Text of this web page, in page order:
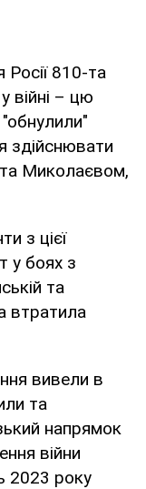
810-та
війні – цю
здійснювати
Миколаєвом,
з цієї
у боях з
та
втратила
вивели в
та
напрямок
війни
2023 року